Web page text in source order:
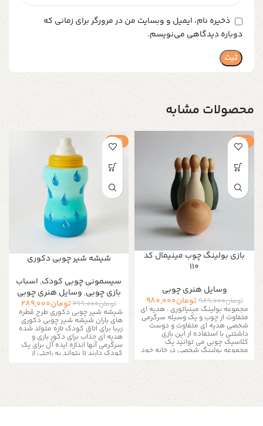
ذخیره نام، ایمیل و وبسایت من در مرورگر برای زمانی که
دوباره دیدگاهی می‌نویسم.
محصولات مشابه
-1%
بازی بولینگ چوب مینیمال کد
۱۱۰
وسایل هنری چوبی
تومان989,000تومان980,000
مجموعه بولینگ مینیاتوری ، هدیه ای
متفاوت از چوب و یک وسیله سرگرمی
شخصی هدیه ای متفاوت و دوست
داشتنی با استفاده از این بازی
کلاسیک چوبی می توانید یک
مجموعه بولینگ شخصی در خانه خود
ایجاد کنیدیک سرگرمی عالی برای
همه سنین: از کودکان نو پا ، پیش
دبستانی ها و حتی کودکان در سن
مدرسه تا والدینشان که می توانند در
تفریح و سرگرمی و بازی با پین های
چوبی به فرزندانشان بپیوندند. در
اینجا یک فرصت برای راه اندازی بازی
-3%
شیشه شیر چوبی دکوری
سیسمونی چوبی کودک, اسباب
بازی چوبی, وسایل هنری چوبی
تومان299,000تومان289,000
شیشه شیر چوبی دکوری طرح قطره
های باران شیشه شیر چوبی دکوری
زیبا برای اتاق کودک تازه متولد شده
هدیه ای جذاب برای دکور بازی و
سرگرمی آنها اندازه ایده آل برای یک
کودک دارند تا بتواند به راحتی از
عهده بازی با آنها برآید و حتی یک
کلکسیون دکوری عالی برای
بزرگسالان هستند. به دلیل دست ساز
بودن هر عروسک آنها یک شکل اصلی
و منحصر به فرد دارند که در هیچ
کجای دیگر نخواهید یافت. هر یک از